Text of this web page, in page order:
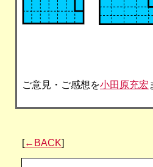
ご意見・ご感想を小田原充宏
[←BACK]